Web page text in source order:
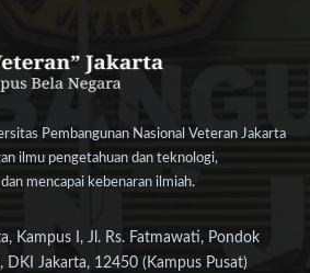
Pembangunan Nasional Veteran Jakarta
ilmu pengetahuan dan teknologi,
mencapai kebenaran ilmiah.
Kampus I, Jl. Rs. Fatmawati, Pondok
DKI Jakarta, 12450 (Kampus Pusat)